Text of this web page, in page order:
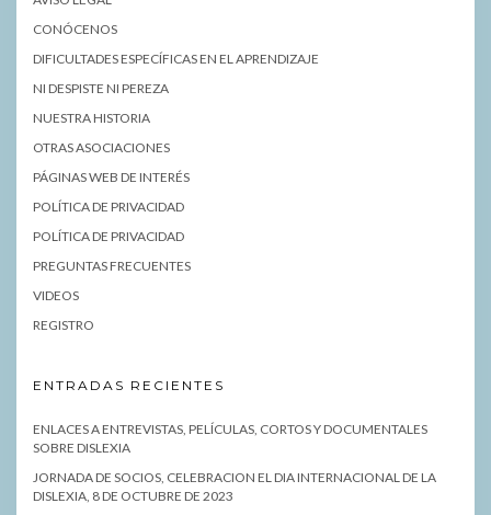
CONÓCENOS
DIFICULTADES ESPECÍFICAS EN EL APRENDIZAJE
NI DESPISTE NI PEREZA
NUESTRA HISTORIA
OTRAS ASOCIACIONES
PÁGINAS WEB DE INTERÉS
POLÍTICA DE PRIVACIDAD
POLÍTICA DE PRIVACIDAD
PREGUNTAS FRECUENTES
VIDEOS
REGISTRO
ENTRADAS RECIENTES
ENLACES A ENTREVISTAS, PELÍCULAS, CORTOS Y DOCUMENTALES
SOBRE DISLEXIA
JORNADA DE SOCIOS, CELEBRACION EL DIA INTERNACIONAL DE LA
DISLEXIA, 8 DE OCTUBRE DE 2023